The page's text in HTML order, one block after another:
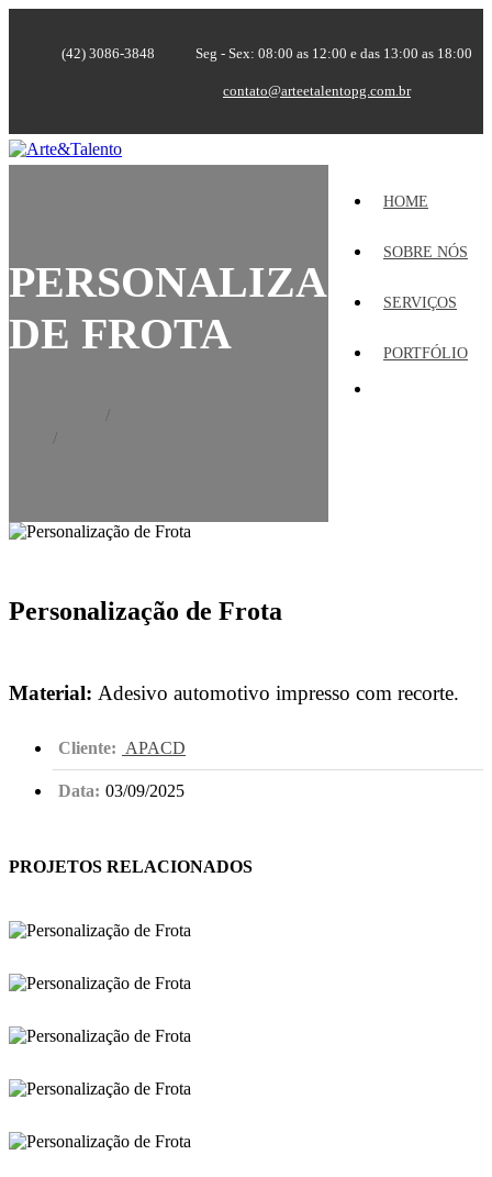
(42) 3086-3848 Seg - Sex: 08:00 as 12:00 e das 13:00 as 18:00
contato@arteetalentopg.com.br
HOME
SOBRE NÓS
SERVIÇOS
PORTFÓLIO
PERSONALIZAÇÃO
DE FROTA
Personalização de Frota
Material: Adesivo automotivo impresso com recorte.
Cliente: APACD
Data: 03/09/2025
PROJETOS RELACIONADOS